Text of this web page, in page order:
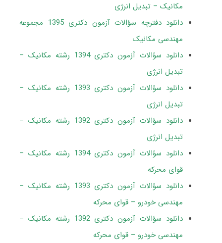
مکانیک – تبدیل انرژی
دانلود دفترچه سؤالات آزمون دکتری 1395 مجموعه
مهندسی مکانیک
دانلود سؤالات آزمون دکتری 1394 رشته مکانیک –
تبدیل انرژی
دانلود سؤالات آزمون دکتری 1393 رشته مکانیک –
تبدیل انرژی
دانلود سؤالات آزمون دکتری 1392 رشته مکانیک –
تبدیل انرژی
دانلود سؤالات آزمون دکتری 1394 رشته مکانیک –
قوای محرکه
دانلود سؤالات آزمون دکتری 1393 رشته مکانیک –
مهندسی خودرو – قوای محرکه
دانلود سؤالات آزمون دکتری 1392 رشته مکانیک –
مهندسی خودرو – قوای محرکه